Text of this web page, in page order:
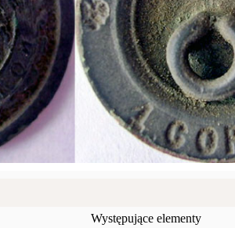
Występujące elementy